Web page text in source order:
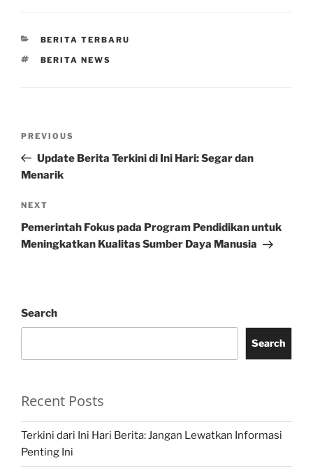
CATEGORIES
BERITA TERBARU
TAGS
BERITA NEWS
Previous
Post
PREVIOUS
Update Berita Terkini di Ini Hari: Segar dan
Menarik
Next
Post
NEXT
Pemerintah Fokus pada Program Pendidikan untuk
Meningkatkan Kualitas Sumber Daya Manusia
Search
Search
Recent Posts
Terkini dari Ini Hari Berita: Jangan Lewatkan Informasi
Penting Ini